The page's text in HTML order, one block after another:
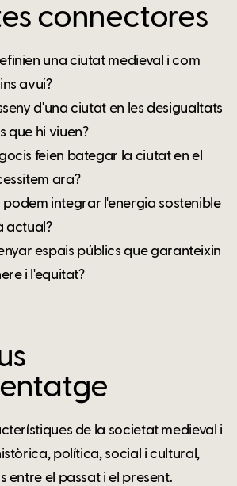
connectores
una ciutat medieval i com
avui?
d'una ciutat en les desigualtats
que hi viuen?
feien bategar la ciutat en el
ara?
podem integrar l'energia sostenible
actual?
espais públics que garanteixin
i l'equitat?
de la societat medieval i
política, social i cultural,
entre el passat i el present.